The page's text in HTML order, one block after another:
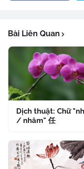
Bài Liên Quan
Dịch thuật: Chữ
/ nhâm" 任